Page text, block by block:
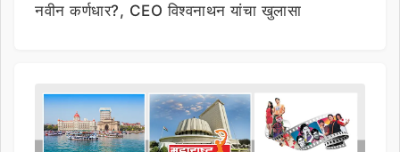
नवीन कर्णधार?, CEO विश्वनाथन यांचा खुलासा